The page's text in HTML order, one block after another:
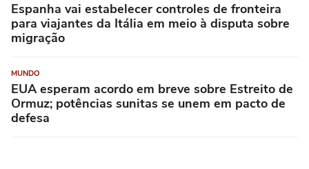
Espanha vai estabelecer controles de fronteira
para viajantes da Itália em meio à disputa sobre
migração
MUNDO
EUA esperam acordo em breve sobre Estreito de
Ormuz; potências sunitas se unem em pacto de
defesa